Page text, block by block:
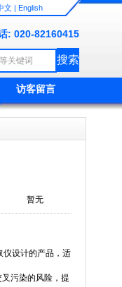
文 | English
: 020-82160415
访客留言
暂无
仪设计的产品，适
污染的风险，提